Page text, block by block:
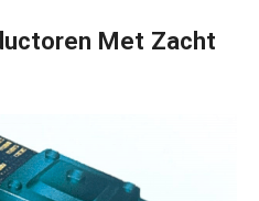
Met Zacht